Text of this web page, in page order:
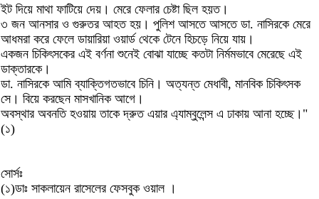
ইট দিয়ে মাথা ফাটিয়ে দেয়। মেরে ফেলার চেষ্টা ছিল হয়ত।
৩ জন আনসার ও গুরুতর আহত হয়। পুলিশ আসতে আসতে ডা. নাসিরকে মেরে
আধমরা করে ফেলে ডায়ারিয়া ওয়ার্ড থেকে টেনে হিচড়ে নিয়ে যায়।
একজন চিকিৎসকের এই বর্ণনা শুনেই বোঝা যাচ্ছে কতটা নির্মমভাবে মেরেছে এই
ডাক্তারকে।
ডা. নাসিরকে আমি ব্যাক্তিগতভাবে চিনি। অত্যন্ত মেধাবী, মানবিক চিকিৎসক
সে। বিয়ে করছেন মাসখানিক আগে।
অবস্থার অবনতি হওয়ায় তাকে দ্রুত এয়ার এ্যাম্বুলেন্স এ ঢাকায় আনা হচ্ছে।"
(১)
সোর্সঃ
(১)ডাঃ সাকলায়েন রাসেলের ফেসবুক ওয়াল ।